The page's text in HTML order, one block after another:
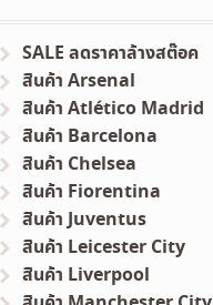
SALE ลดราคาล้างสต๊อค
สินค้า Arsenal
สินค้า Atlético Madrid
สินค้า Barcelona
สินค้า Chelsea
สินค้า Fiorentina
สินค้า Juventus
สินค้า Leicester City
สินค้า Liverpool